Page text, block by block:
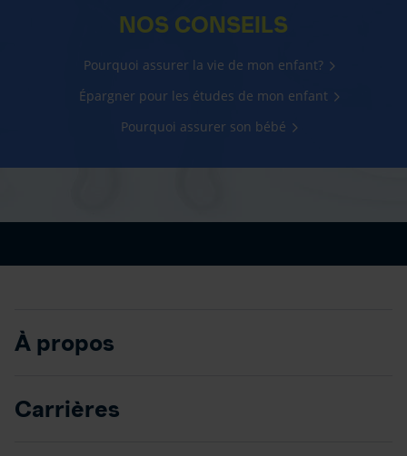
NOS CONSEILS
Pourquoi assurer la vie de mon enfant?
Épargner pour les études de mon enfant
Pourquoi assurer son bébé
À propos
Carrières